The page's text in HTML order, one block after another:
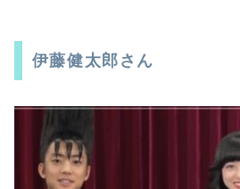
伊藤健太郎さん